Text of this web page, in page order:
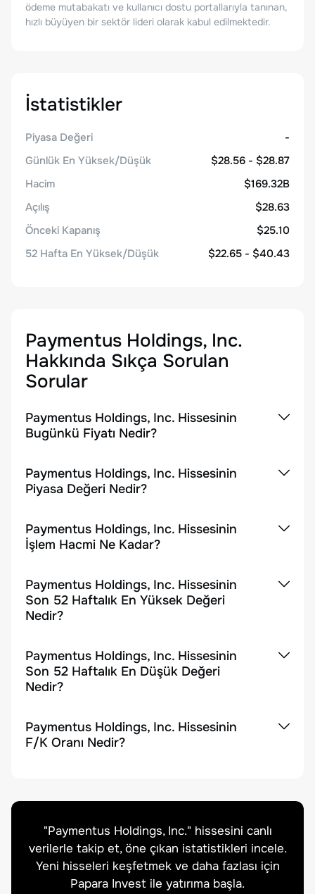
ödeme mutabakatı ve kullanıcı dostu portallarıyla tanınan,
hızlı büyüyen bir sektör lideri olarak kabul edilmektedir.
İstatistikler
Piyasa Değeri
-
Günlük En Yüksek/Düşük
$28.56 - $28.87
Hacim
$169.32B
Açılış
$28.63
Önceki Kapanış
$25.10
52 Hafta En Yüksek/Düşük
$22.65 - $40.43
Paymentus Holdings, Inc.
Hakkında Sıkça Sorulan
Sorular
Paymentus Holdings, Inc. Hissesinin
Bugünkü Fiyatı Nedir?
Paymentus Holdings, Inc. Hissesinin
Piyasa Değeri Nedir?
Paymentus Holdings, Inc. Hissesinin
İşlem Hacmi Ne Kadar?
Paymentus Holdings, Inc. Hissesinin
Son 52 Haftalık En Yüksek Değeri
Nedir?
Paymentus Holdings, Inc. Hissesinin
Son 52 Haftalık En Düşük Değeri
Nedir?
Paymentus Holdings, Inc. Hissesinin
F/K Oranı Nedir?
"Paymentus Holdings, Inc." hissesini canlı
verilerle takip et, öne çıkan istatistikleri incele.
Yeni hisseleri keşfetmek ve daha fazlası için
Papara Invest ile yatırıma başla.